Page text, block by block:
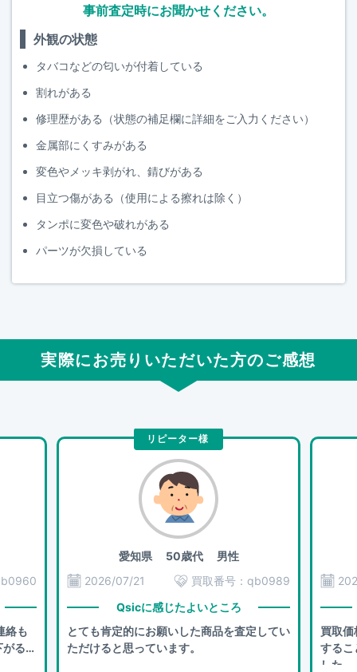
事前査定時にお聞かせください。
外観の状態
タバコなどの匂いが付着している
割れがある
修理歴がある（状態の補足欄に詳細をご入力ください）
金属部にくすみがある
変色やメッキ剥がれ、錆びがある
目立つ傷がある（使用による擦れは除く）
タンポに変色や破れがある
パーツが欠損している
実際にお売りいただいた方のご感想
絡も
るこ
リピーター様
愛知県50歳代 男性
2026/07/21
買取番号： qb0989
Qsicに感じたよいところ
とても肯定的にお願いした商品を査定してい
ただけると思っています。
買取
するこ
した。